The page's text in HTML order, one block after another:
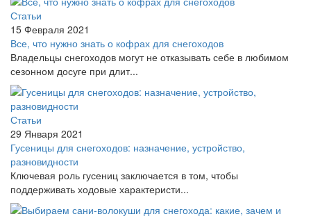
Статьи
15 Февраля 2021
Все, что нужно знать о кофрах для снегоходов
Владельцы снегоходов могут не отказывать себе в любимом
сезонном досуге при длит...
Статьи
29 Января 2021
Гусеницы для снегоходов: назначение, устройство,
разновидности
Ключевая роль гусениц заключается в том, чтобы
поддерживать ходовые характеристи...